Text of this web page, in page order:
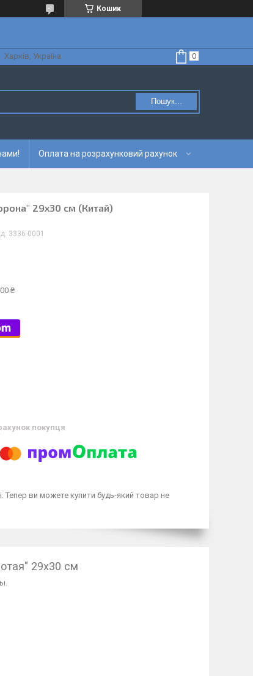
Кошик
Харків, Україна
Пошук...
Оплата на розрахунковий рахунок
29х30 см (Китай)
3336-0001
₴
покупця
Тепер ви можете купити будь-який товар не
29х30 см